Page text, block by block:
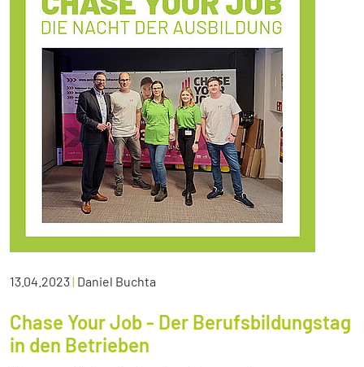
13.04.2023| Daniel Buchta
Chase Your Job - Der Berufsbildungstag
in den Betrieben